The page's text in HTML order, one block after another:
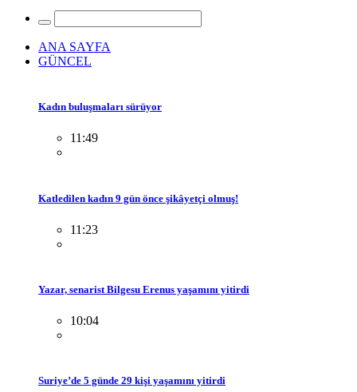
ANA SAYFA
GÜNCEL
Kadın buluşmaları sürüyor
11:49
Katledilen kadın 9 gün önce şikâyetçi olmuş!
11:23
Yazar, senarist Bilgesu Erenus yaşamını yitirdi
10:04
Suriye’de 5 günde 29 kişi yaşamını yitirdi